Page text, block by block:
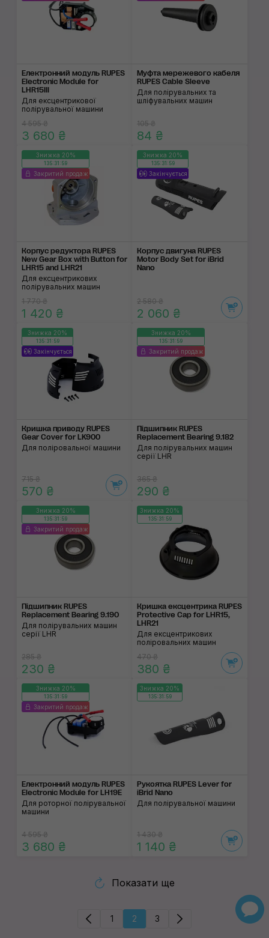
Електронний модуль RUPES
Electronic Module for
LHR15III
Для ексцентрикової
полірувальної машини
4 595 ₴
3 680 ₴
Муфта мережевого кабеля
RUPES Cable Sleeve
Для полірувальних та
шліфувальних машин
105 ₴
84 ₴
Знижка 20%
135:31:59
Закритий продаж
Корпус редуктора RUPES
New Gear Box with Button for
LHR15 and LHR21
Для ексцентрикових
полірувальних машин
1 770 ₴
1 420 ₴
Знижка 20%
135:31:59
Закінчується
Корпус двигуна RUPES
Motor Body Set for iBrid
Nano
2 580 ₴
2 060 ₴
Знижка 20%
135:31:59
Закінчується
Кришка приводу RUPES
Gear Cover for LK900
Для поліровальної машини
715 ₴
570 ₴
Знижка 20%
135:31:59
Закритий продаж
Підшипник RUPES
Replacement Bearing 9.182
Для полірувальних машин
серії LHR
365 ₴
290 ₴
Знижка 20%
135:31:59
Закритий продаж
Підшипник RUPES
Replacement Bearing 9.190
Для полірувальних машин
серії LHR
285 ₴
230 ₴
Знижка 20%
135:31:59
Кришка ексцентрика RUPES
Protective Cap for LHR15,
LHR21
Для ексцентрикових
поліровальних машин
470 ₴
380 ₴
Знижка 20%
135:31:59
Закритий продаж
Електронний модуль RUPES
Electronic Module for LH19E
Для роторної полірувальної
машини
4 595 ₴
3 680 ₴
Знижка 20%
135:31:59
Рукоятка RUPES Lever for
iBrid Nano
Для полірувальної машини
1 430 ₴
1 140 ₴
Показати ще
1 2 3